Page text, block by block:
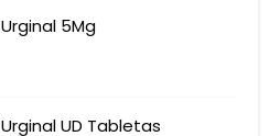
Urginal 5Mg
Urginal UD Tabletas